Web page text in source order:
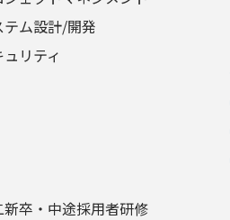
テム設計/開発
リティ
新卒・中途採用者研修